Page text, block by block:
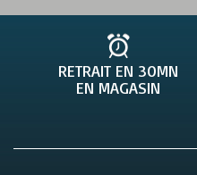
RETRAIT EN 30MN
EN MAGASIN